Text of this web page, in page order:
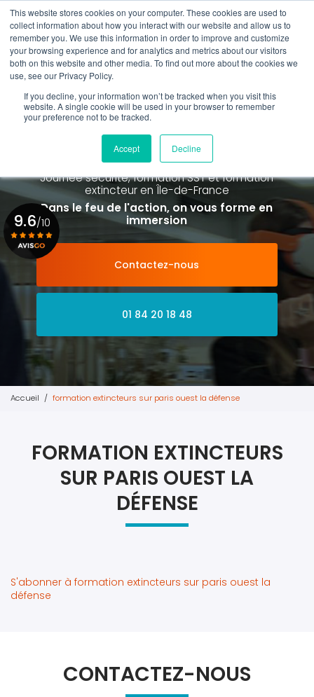
This website stores cookies on your computer. These cookies are used to
collect information about how you interact with our website and allow us to
remember you. We use this information in order to improve and customize
your browsing experience and for analytics and metrics about our visitors
both on this website and other media. To find out more about the cookies we
use, see our Privacy Policy.
If you decline, your information won’t be tracked when you visit this
website. A single cookie will be used in your browser to remember
your preference not to be tracked.
Accept Decline
Aller
au
contenu
principal
01 84 20 18 48
Rappel gratuit
Spécialiste de la formation SST et
de la Formation Incendie
à Paris La Défense depuis 2015
Journée sécurité, formation SST et formation
extincteuren Île-de-France
Dans le feu de l'action, on vous forme en
immersion
Contactez-nous
01 84 20 18 48
9.6/10
Voir le certificat
Accueil formation extincteurs sur paris ouest la défense
FORMATION EXTINCTEURS
SUR PARIS OUEST LA
DÉFENSE
S'abonner à formation extincteurs sur paris ouest la
défense
CONTACTEZ-NOUS